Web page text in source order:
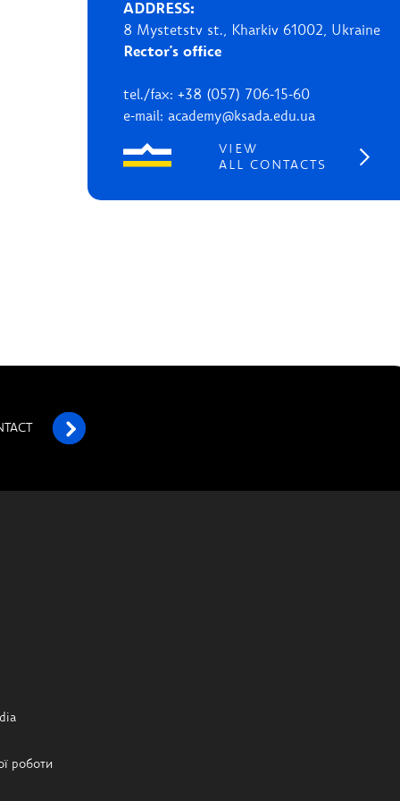
ADDRESS:
8 Mystetstv st., Kharkiv 61002, Ukraine
Rector's office
tel./fax: +38 (057) 706-15-60
e-mail: academy@ksada.edu.ua
VIEW
ALL CONTACTS
роботи